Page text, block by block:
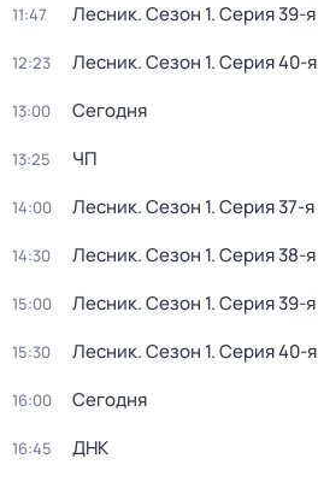
11:47 Лесник. Сезон 1. Серия 39-я
12:23 Лесник. Сезон 1. Серия 40-я
13:00 Сегодня
13:25 ЧП
14:00 Лесник. Сезон 1. Серия 37-я
14:30 Лесник. Сезон 1. Серия 38-я
15:00 Лесник. Сезон 1. Серия 39-я
15:30 Лесник. Сезон 1. Серия 40-я
16:00 Сегодня
16:45 ДНК